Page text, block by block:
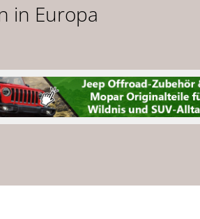
in Europa